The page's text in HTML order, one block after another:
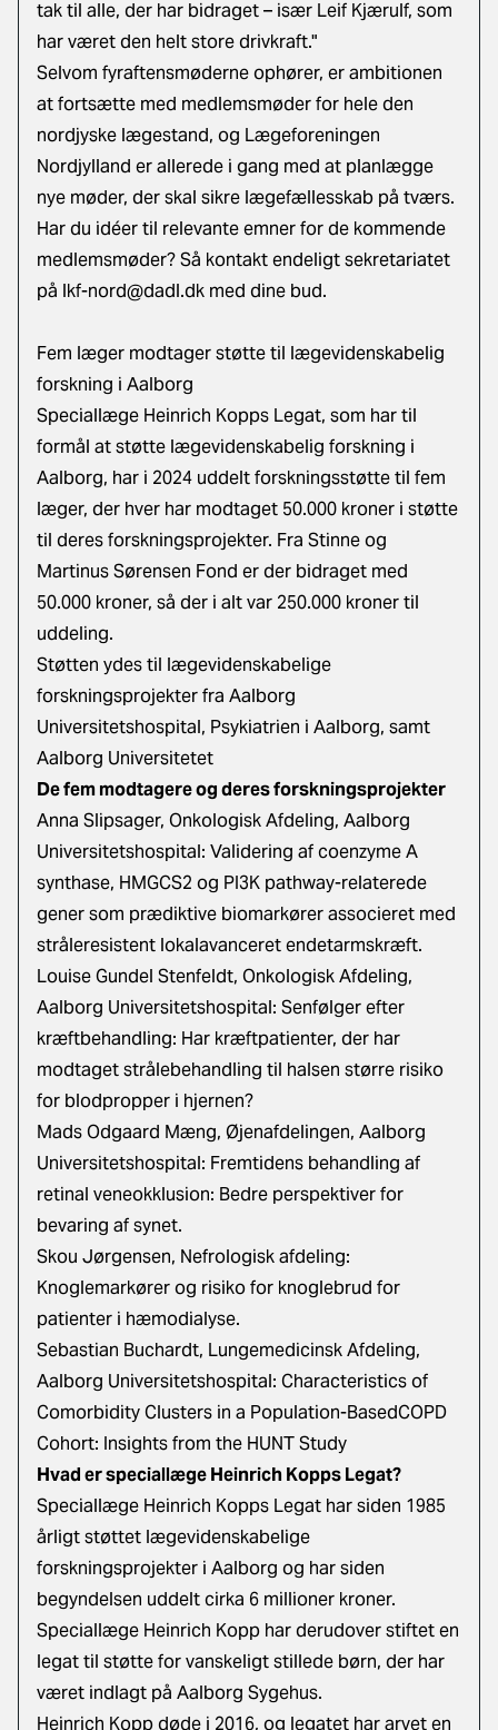
tak til alle, der har bidraget – især Leif Kjærulf, som
har været den helt store drivkraft."
Selvom fyraftensmøderne ophører, er ambitionen
at fortsætte med medlemsmøder for hele den
nordjyske lægestand, og Lægeforeningen
Nordjylland er allerede i gang med at planlægge
nye møder, der skal sikre lægefællesskab på tværs.
Har du idéer til relevante emner for de kommende
medlemsmøder? Så kontakt endeligt sekretariatet
på lkf-nord@dadl.dk med dine bud.
Fem læger modtager støtte til lægevidenskabelig
forskning i Aalborg
Speciallæge Heinrich Kopps Legat, som har til
formål at støtte lægevidenskabelig forskning i
Aalborg, har i 2024 uddelt forskningsstøtte til fem
læger, der hver har modtaget 50.000 kroner i støtte
til deres forskningsprojekter. Fra Stinne og
Martinus Sørensen Fond er der bidraget med
50.000 kroner, så der i alt var 250.000 kroner til
uddeling.
Støtten ydes til lægevidenskabelige
forskningsprojekter fra Aalborg
Universitetshospital, Psykiatrien i Aalborg, samt
Aalborg Universitetet
De fem modtagere og deres forskningsprojekter
Anna Slipsager, Onkologisk Afdeling, Aalborg
Universitetshospital: Validering af coenzyme A
synthase, HMGCS2 og PI3K pathway-relaterede
gener som prædiktive biomarkører associeret med
stråleresistent lokalavanceret endetarmskræft.
Louise Gundel Stenfeldt, Onkologisk Afdeling,
Aalborg Universitetshospital: Senfølger efter
kræftbehandling: Har kræftpatienter, der har
modtaget strålebehandling til halsen større risiko
for blodpropper i hjernen?
Mads Odgaard Mæng, Øjenafdelingen, Aalborg
Universitetshospital: Fremtidens behandling af
retinal veneokklusion: Bedre perspektiver for
bevaring af synet.
Skou Jørgensen, Nefrologisk afdeling:
Knoglemarkører og risiko for knoglebrud for
patienter i hæmodialyse.
Sebastian Buchardt, Lungemedicinsk Afdeling,
Aalborg Universitetshospital: Characteristics of
Comorbidity Clusters in a Population-BasedCOPD
Cohort: Insights from the HUNT Study
Hvad er speciallæge Heinrich Kopps Legat?
Speciallæge Heinrich Kopps Legat har siden 1985
årligt støttet lægevidenskabelige
forskningsprojekter i Aalborg og har siden
begyndelsen uddelt cirka 6 millioner kroner.
Speciallæge Heinrich Kopp har derudover stiftet en
legat til støtte for vanskeligt stillede børn, der har
været indlagt på Aalborg Sygehus.
Heinrich Kopp døde i 2016, og legatet har arvet en